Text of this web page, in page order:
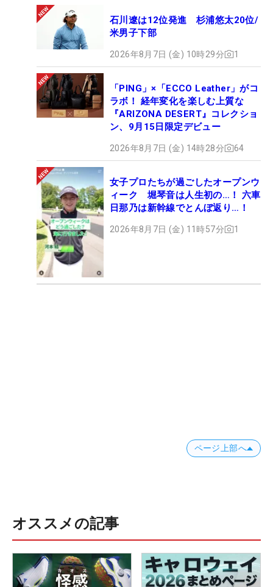
石川遼は12位発進 杉浦悠太20位/
米男子下部
2026年8月7日 (金) 10時29分 1
「PING」×「ECCO Leather」がコ
ラボ！ 経年変化を楽しむ上質な
『ARIZONA DESERT』コレクショ
ン、9月15日限定デビュー
2026年8月7日 (金) 14時28分 64
女子プロたちが過ごしたオープンウ
ィーク 堀琴音は人生初の…！ 六車
日那乃は新幹線でとんぼ返り…！
2026年8月7日 (金) 11時57分 1
ページ上部へ
オススメの記事